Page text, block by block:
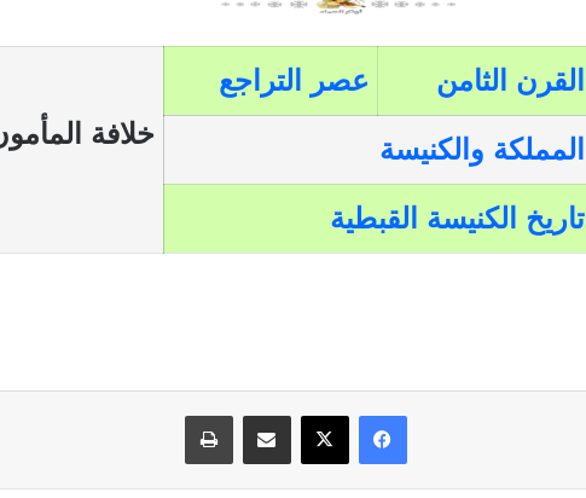
القرن الثامن
عصر التراجع
خلافة
المملكة والكنيسة
تاريخ الكنيسة القبطية
فيسبوك‫X مشاركة عبر البريد طباعة